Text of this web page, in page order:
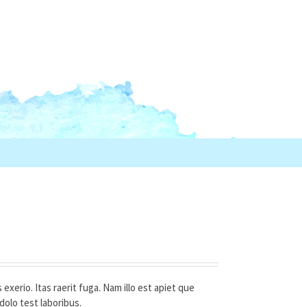
Itas raerit fuga. Nam illo est apiet que
test laboribus.